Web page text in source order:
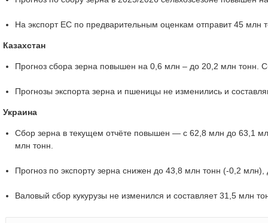
На экспорт ЕС по предварительным оценкам отправит 45
Казахстан
Прогноз сбора зерна повышен на 0,6 млн – до 20,2 млн тонн.
Прогнозы экспорта зерна и пшеницы не изменились и
Украина
Сбор зерна в текущем отчёте повышен — с 62,8 млн до 63,1
млн тонн.
Прогноз по экспорту зерна снижен до 43,8 млн тонн (-0,2
Валовый сбор кукурузы не изменился и составляет 31,5 млн